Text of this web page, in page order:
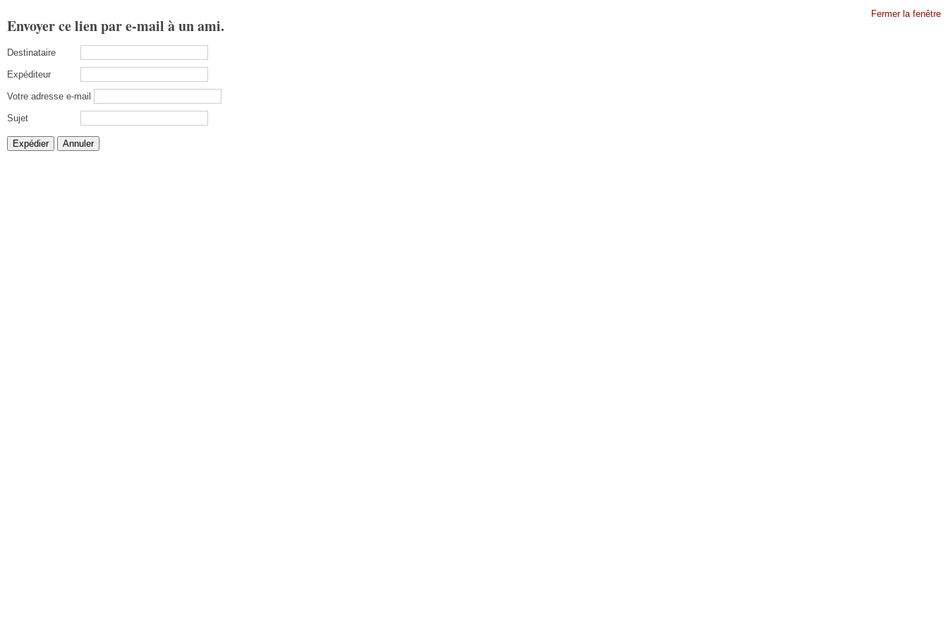
Envoyer ce lien par e-mail à un ami.
Fermer la fenêtre
Destinataire
Expéditeur
Votre adresse e-mail
Sujet
Expédier Annuler